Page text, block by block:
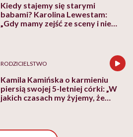
Kiedy stajemy się starymi
babami? Karolina Lewestam:
„Gdy mamy zejść ze sceny i nie
RODZICIELSTWO
Kamila Kamińska o karmieniu
piersią swojej 5-letniej córki: „W
jakich czasach my żyjemy, że